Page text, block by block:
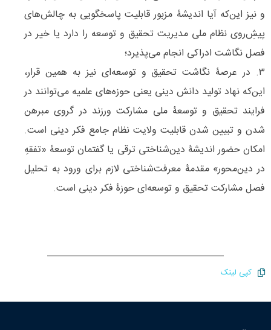
و نیز این‌که آیا اندیشۀ مزبور قابلیت پاسخگویی به چالش‌‌های
پیشِ‌‌روی نظام ملی مدیریت تحقیق و توسعه را دارد یا خیر در
فصل نگاشت ادراکی انجام می‌پذیرد؛
۳. در عرصۀ نگاشت تحقیق و توسعه‌ای نیز به همین قرار،
این‌که نهاد تولید دانش دینی یعنی حوزه‌های علمیه می‌توانند در
فرایند تحقیق و توسعۀ ملی مشارکت ورزند در گروی مبرهن
شدن و تبیین شدن قابلیت ولایت نظام جامع فکر دینی است.
امکان حضور اندیشۀ دین‌شناختی ترقی یا گفتمان توسعۀ «تفقهِ
در دین‌محور» مقدمۀ معرفت‌شناختی لازم برای ورود به تحلیل
فصل مشارکت تحقیق و توسعه‌ای حوزۀ فکر دینی است.
کپی لینک